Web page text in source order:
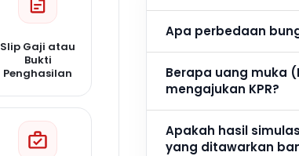
Slip Gaji atau
Bukti
Penghasilan
Apa perbedaan
Berapa uang muka
mengajukan KPR?
Apakah hasil
yang ditawarkan